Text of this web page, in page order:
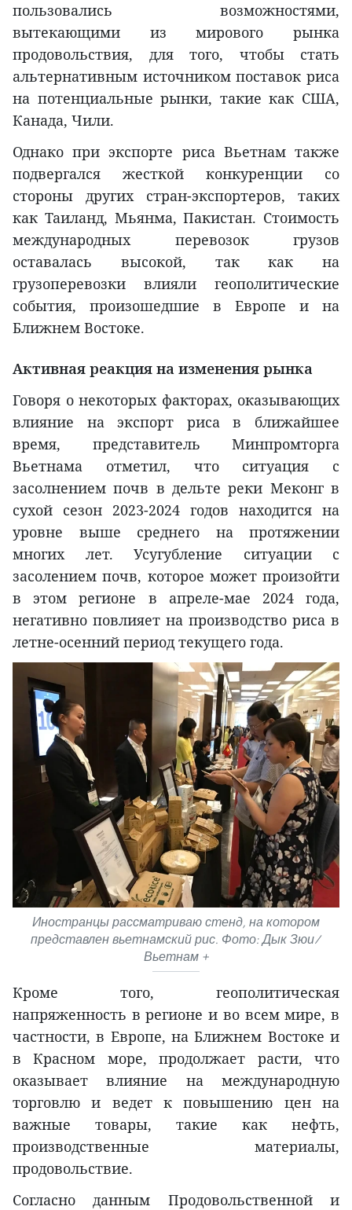
пользовались возможностями,
вытекающими из мирового рынка
продовольствия, для того, чтобы стать
альтернативным источником поставок риса
на потенциальные рынки, такие как США,
Канада, Чили.
Однако при экспорте риса Вьетнам также
подвергался жесткой конкуренции со
стороны других стран-экспортеров, таких
как Таиланд, Мьянма, Пакистан. Стоимость
международных перевозок грузов
оставалась высокой, так как на
грузоперевозки влияли геополитические
события, произошедшие в Европе и на
Ближнем Востоке.
Активная реакция на изменения рынка
Говоря о некоторых факторах, оказывающих
влияние на экспорт риса в ближайшее
время, представитель Минпромторга
Вьетнама отметил, что ситуация с
засолнением почв в дельте реки Меконг в
сухой сезон 2023-2024 годов находится на
уровне выше среднего на протяжении
многих лет. Усугубление ситуации с
засолением почв, которое может произойти
в этом регионе в апреле-мае 2024 года,
негативно повлияет на производство риса в
летне-осенний период текущего года.
Иностранцы рассматриваю стенд, на котором
представлен вьетнамский рис. Фото: Дык Зюи/
Вьетнам +
Кроме того, геополитическая
напряженность в регионе и во всем мире, в
частности, в Европе, на Ближнем Востоке и
в Красном море, продолжает расти, что
оказывает влияние на международную
торговлю и ведет к повышению цен на
важные товары, такие как нефть,
производственные материалы,
продовольствие.
Согласно данным Продовольственной и